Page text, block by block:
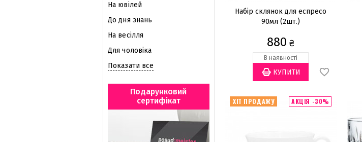
На ювілей
До дня знань
На весілля
Для чоловіка
Показати все
Подарунковий
сертифікат
Набір склянок для еспресо
90мл (2шт.)
880 ₴
В наявності
ХІТ ПРОДАЖУ АКЦІЯ -30%